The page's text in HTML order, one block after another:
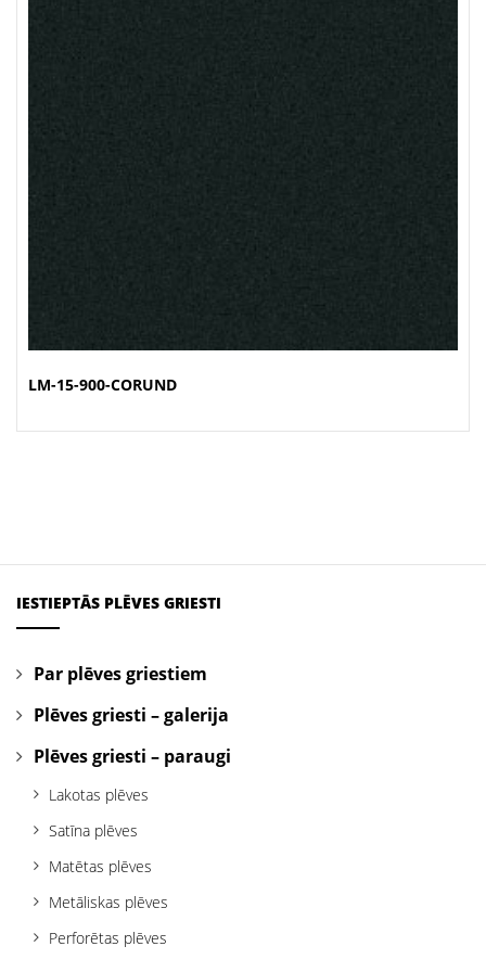
LM-15-900-CORUND
IESTIEPTĀS PLĒVES GRIESTI
Par plēves griestiem
Plēves griesti – galerija
Plēves griesti – paraugi
Lakotas plēves
Satīna plēves
Matētas plēves
Metāliskas plēves
Perforētas plēves